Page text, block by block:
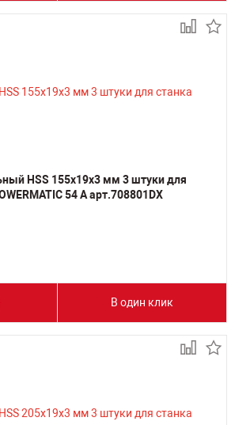
HSS 155х19х3 мм 3 штуки для
54 A арт.708801DX
В один клик